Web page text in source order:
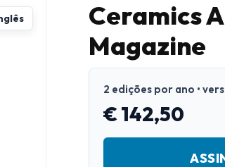
Ceramics
Magazine
2 edições por ano •
€ 142,50